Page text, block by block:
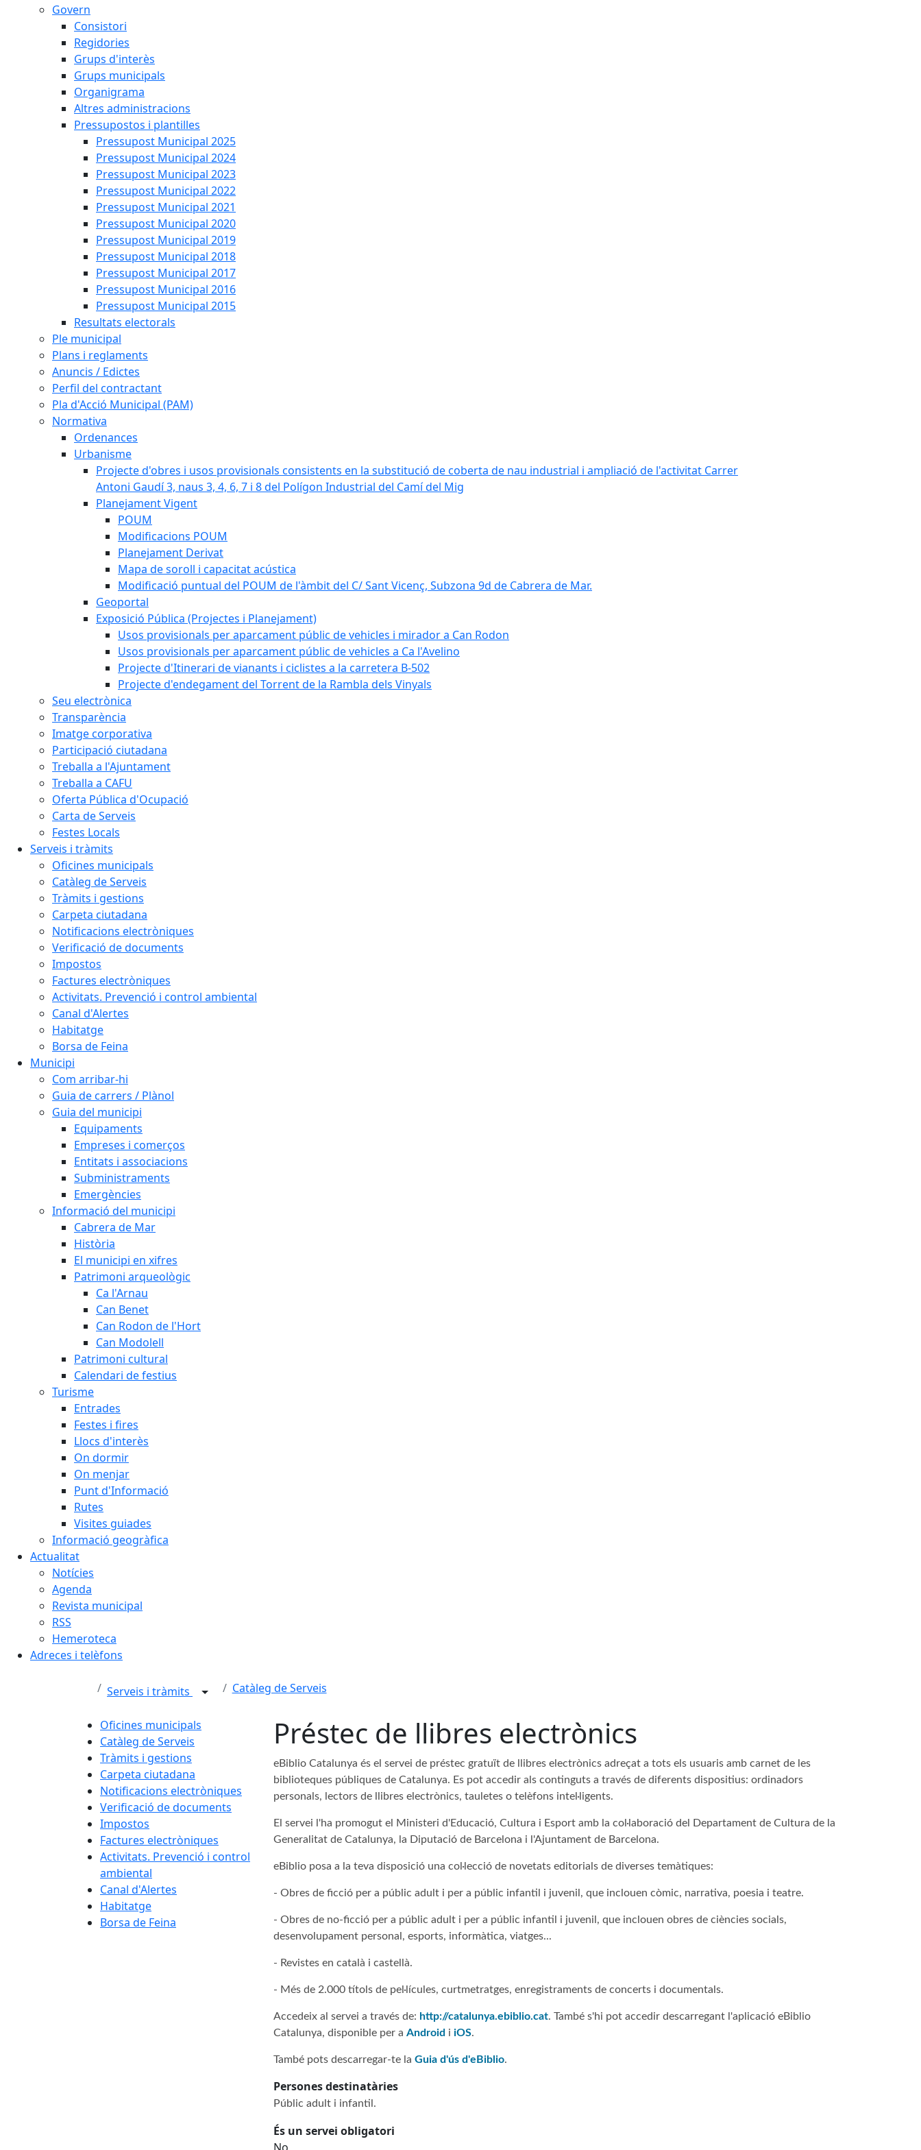
Govern
Consistori
Regidories
Grups d'interès
Grups municipals
Organigrama
Altres administracions
Pressupostos i plantilles
Pressupost Municipal 2025
Pressupost Municipal 2024
Pressupost Municipal 2023
Pressupost Municipal 2022
Pressupost Municipal 2021
Pressupost Municipal 2020
Pressupost Municipal 2019
Pressupost Municipal 2018
Pressupost Municipal 2017
Pressupost Municipal 2016
Pressupost Municipal 2015
Resultats electorals
Ple municipal
Plans i reglaments
Anuncis / Edictes
Perfil del contractant
Pla d'Acció Municipal (PAM)
Normativa
Ordenances
Urbanisme
Projecte d'obres i usos provisionals consistents en la substitució de coberta de nau industrial i ampliació de l'activitat Carrer
Antoni Gaudí 3, naus 3, 4, 6, 7 i 8 del Polígon Industrial del Camí del Mig
Planejament Vigent
POUM
Modificacions POUM
Planejament Derivat
Mapa de soroll i capacitat acústica
Modificació puntual del POUM de l'àmbit del C/ Sant Vicenç, Subzona 9d de Cabrera de Mar.
Geoportal
Exposició Pública (Projectes i Planejament)
Usos provisionals per aparcament públic de vehicles i mirador a Can Rodon
Usos provisionals per aparcament públic de vehicles a Ca l'Avelino
Projecte d'Itinerari de vianants i ciclistes a la carretera B-502
Projecte d'endegament del Torrent de la Rambla dels Vinyals
Seu electrònica
Transparència
Imatge corporativa
Participació ciutadana
Treballa a l'Ajuntament
Treballa a CAFU
Oferta Pública d'Ocupació
Carta de Serveis
Festes Locals
Serveis i tràmits
Oficines municipals
Catàleg de Serveis
Tràmits i gestions
Carpeta ciutadana
Notificacions electròniques
Verificació de documents
Impostos
Factures electròniques
Activitats. Prevenció i control ambiental
Canal d'Alertes
Habitatge
Borsa de Feina
Municipi
Com arribar-hi
Guia de carrers / Plànol
Guia del municipi
Equipaments
Empreses i comerços
Entitats i associacions
Subministraments
Emergències
Informació del municipi
Cabrera de Mar
Història
El municipi en xifres
Patrimoni arqueològic
Ca l'Arnau
Can Benet
Can Rodon de l'Hort
Can Modolell
Patrimoni cultural
Calendari de festius
Turisme
Entrades
Festes i fires
Llocs d'interès
On dormir
On menjar
Punt d'Informació
Rutes
Visites guiades
Informació geogràfica
Actualitat
Notícies
Agenda
Revista municipal
RSS
Hemeroteca
Adreces i telèfons
Serveis i tràmits Catàleg de Serveis
Oficines municipals
Catàleg de Serveis
Tràmits i gestions
Carpeta ciutadana
Notificacions electròniques
Verificació de documents
Impostos
Factures electròniques
Activitats. Prevenció i control
ambiental
Canal d'Alertes
Habitatge
Borsa de Feina
Préstec de llibres electrònics
eBiblio Catalunya és el servei de préstec gratuït de llibres electrònics adreçat a tots els usuaris amb carnet de les
biblioteques públiques de Catalunya. Es pot accedir als continguts a través de diferents dispositius: ordinadors
personals, lectors de llibres electrònics, tauletes o telèfons intel·ligents.
El servei l'ha promogut el Ministeri d'Educació, Cultura i Esport amb la col·laboració del Departament de Cultura de la
Generalitat de Catalunya, la Diputació de Barcelona i l'Ajuntament de Barcelona.
eBiblio posa a la teva disposició una col·lecció de novetats editorials de diverses temàtiques:
- Obres de ficció per a públic adult i per a públic infantil i juvenil, que inclouen còmic, narrativa, poesia i teatre.
- Obres de no-ficció per a públic adult i per a públic infantil i juvenil, que inclouen obres de ciències socials,
desenvolupament personal, esports, informàtica, viatges...
- Revistes en català i castellà.
- Més de 2.000 títols de pel·lícules, curtmetratges, enregistraments de concerts i documentals.
Accedeix al servei a través de: http://catalunya.ebiblio.cat. També s'hi pot accedir descarregant l'aplicació eBiblio
Catalunya, disponible per a Android i iOS.
També pots descarregar-te la Guia d'ús d'eBiblio.
Persones destinatàries
Públic adult i infantil.
És un servei obligatori